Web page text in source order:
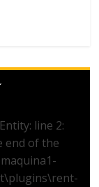
line 2:
end of the